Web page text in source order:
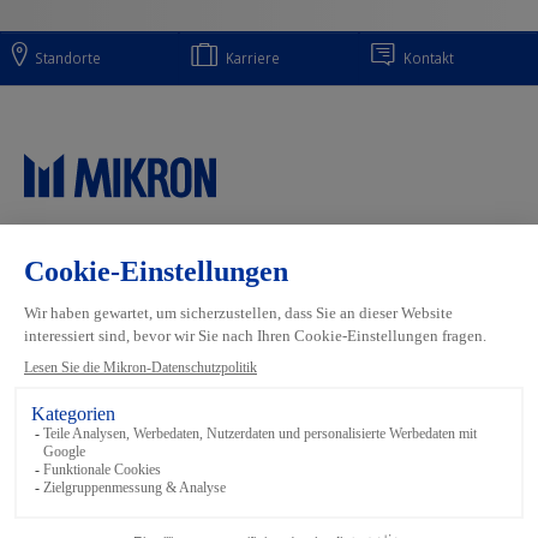
Standorte Karriere Kontakt
Automation
Machining
Tool
Main navigation
Systeme
Inside Automation